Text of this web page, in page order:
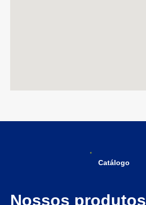
Catálogo
Nossos produtos